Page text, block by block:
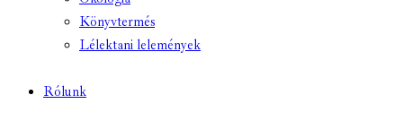
Könyvtermés
Lélektani lelemények
Rólunk